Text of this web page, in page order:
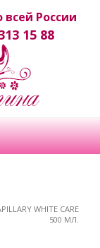
всей России
15 88
WHITE CARE
500 МЛ.